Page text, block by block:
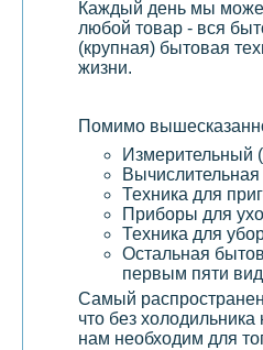
Каждый день мы
любой товар - вся
(крупная) бытовая
жизни.
Помимо
Измерительный
Техника для
Приборы для
Техника для
Остальная
первым пяти
Самый
что без
нам необходим для